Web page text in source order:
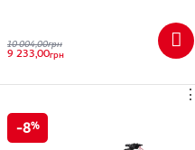
10 004,00грн
9 233,00грн
⋮
8